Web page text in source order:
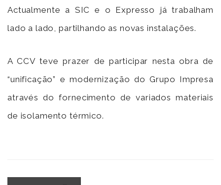
Actualmente a SIC e o Expresso já trabalham
lado a lado, partilhando as novas instalações.
A CCV teve prazer de participar nesta obra de
“unificação” e modernização do Grupo Impresa
através do fornecimento de variados materiais
de isolamento térmico.